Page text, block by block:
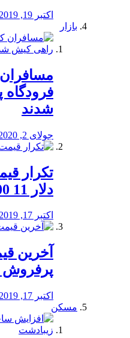
اکتبر 19, 2019
بازار
فرودگاه
شدند
جولای 2, 2020
تکرار
دلار 11 400
اکتبر 17, 2019
آخرین
پرفروش
اکتبر 17, 2019
مسکن